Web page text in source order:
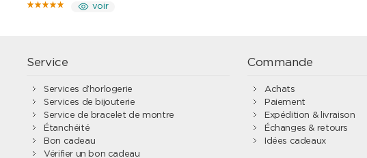
voir
Service
Services d’horlogerie
Services de bijouterie
Service de bracelet de montre
Étanchéité
Bon cadeau
Vérifier un bon cadeau
Commande
Achats
Paiement
Expédition & livraison
Échanges & retours
Idées cadeaux